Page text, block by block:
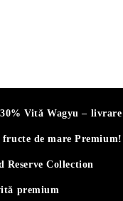
Vită Wagyu –
fructe de mare Premium!
Reserve Collection
premium